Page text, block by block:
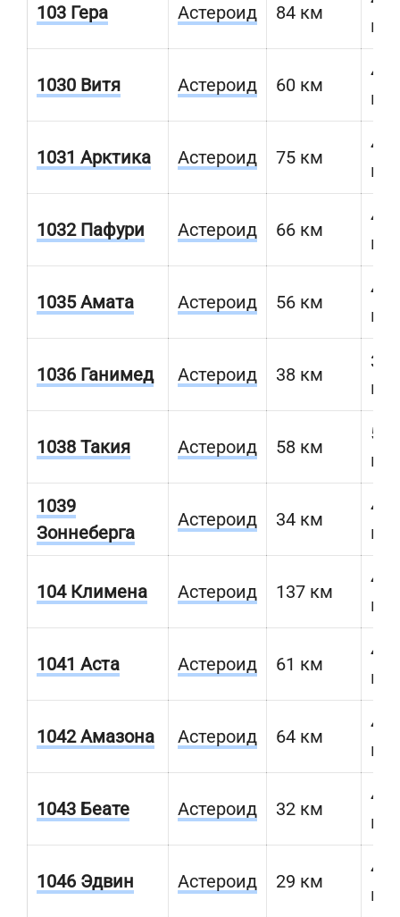
103 Гера Астероид 84 км
км
1030 Витя Астероид 60 км
км
1031 Арктика Астероид 75 км
км
1032 Пафури Астероид 66 км
км
1035 Амата Астероид 56 км
км
1036 Ганимед Астероид 38 км
км
1038 Такия Астероид 58 км
км
1039
Зоннеберга
Астероид 34 км
км
104 Климена Астероид 137 км
км
1041 Аста Астероид 61 км
км
1042 Амазона Астероид 64 км
км
1043 Беате Астероид 32 км
км
1046 Эдвин Астероид 29 км
км